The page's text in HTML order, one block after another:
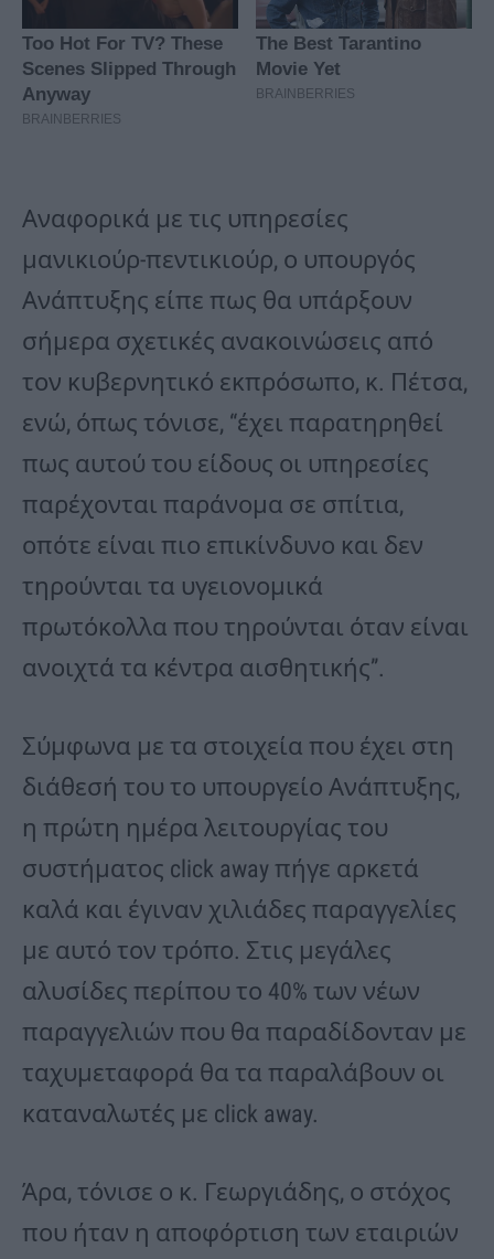
Αναφορικά με τις υπηρεσίες
μανικιούρ-πεντικιούρ, ο υπουργός
Ανάπτυξης είπε πως θα υπάρξουν
σήμερα σχετικές ανακοινώσεις από
τον κυβερνητικό εκπρόσωπο, κ. Πέτσα,
ενώ, όπως τόνισε, “έχει παρατηρηθεί
πως αυτού του είδους οι υπηρεσίες
παρέχονται παράνομα σε σπίτια,
οπότε είναι πιο επικίνδυνο και δεν
τηρούνται τα υγειονομικά
πρωτόκολλα που τηρούνται όταν είναι
ανοιχτά τα κέντρα αισθητικής”.
Σύμφωνα με τα στοιχεία που έχει στη
διάθεσή του το υπουργείο Ανάπτυξης,
η πρώτη ημέρα λειτουργίας του
συστήματος click away πήγε αρκετά
καλά και έγιναν χιλιάδες παραγγελίες
με αυτό τον τρόπο. Στις μεγάλες
αλυσίδες περίπου το 40% των νέων
παραγγελιών που θα παραδίδονταν με
ταχυμεταφορά θα τα παραλάβουν οι
καταναλωτές με click away.
Άρα, τόνισε ο κ. Γεωργιάδης, ο στόχος
που ήταν η αποφόρτιση των εταιριών